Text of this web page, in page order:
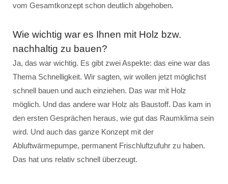
vom Gesamtkonzept schon deutlich abgehoben.
Wie wichtig war es Ihnen mit Holz bzw.
nachhaltig zu bauen?
Ja, das war wichtig. Es gibt zwei Aspekte: das eine war das
Thema Schnelligkeit. Wir sagten, wir wollen jetzt möglichst
schnell bauen und auch einziehen. Das war mit Holz
möglich. Und das andere war Holz als Baustoff. Das kam in
den ersten Gesprächen heraus, wie gut das Raumklima sein
wird. Und auch das ganze Konzept mit der
Abluftwärmepumpe, permanent Frischluftzufuhr zu haben.
Das hat uns relativ schnell überzeugt.